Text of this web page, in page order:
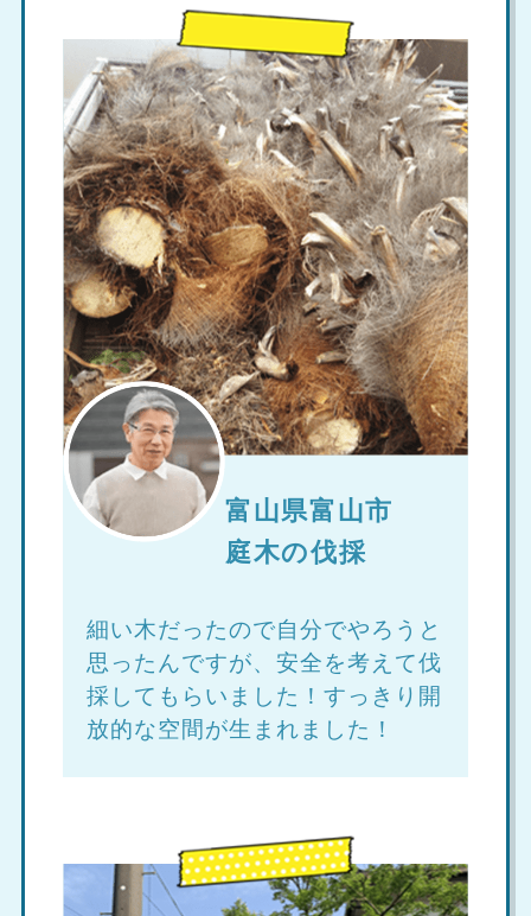
富山県富山市
庭木の伐採
細い木だったので自分でやろうと
思ったんですが、安全を考えて伐
採してもらいました！すっきり開
放的な空間が生まれました！